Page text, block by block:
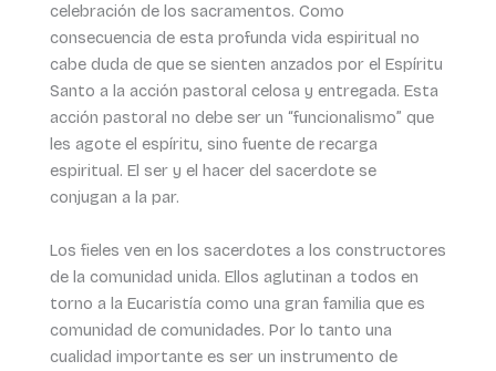
celebración de los sacramentos. Como
consecuencia de esta profunda vida espiritual no
cabe duda de que se sienten anzados por el Espíritu
Santo a la acción pastoral celosa y entregada. Esta
acción pastoral no debe ser un “funcionalismo” que
les agote el espíritu, sino fuente de recarga
espiritual. El ser y el hacer del sacerdote se
conjugan a la par.
Los fieles ven en los sacerdotes a los constructores
de la comunidad unida. Ellos aglutinan a todos en
torno a la Eucaristía como una gran familia que es
comunidad de comunidades. Por lo tanto una
cualidad importante es ser un instrumento de